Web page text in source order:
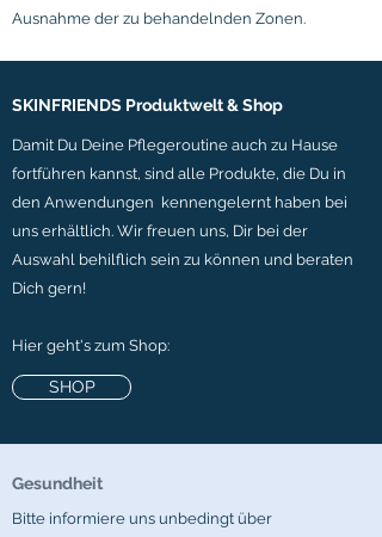
Ausnahme der zu behandelnden Zonen.
SKINFRIENDS Produktwelt & Shop
Damit Du Deine Pflegeroutine auch zu Hause
fortführen kannst, sind alle Produkte, die Du in
den Anwendungen kennengelernt haben bei
uns erhältlich. Wir freuen uns, Dir bei der
Auswahl behilflich sein zu können und beraten
Dich gern!
Hier geht's zum Shop:
SHOP
Gesundheit
Bitte informiere uns unbedingt über